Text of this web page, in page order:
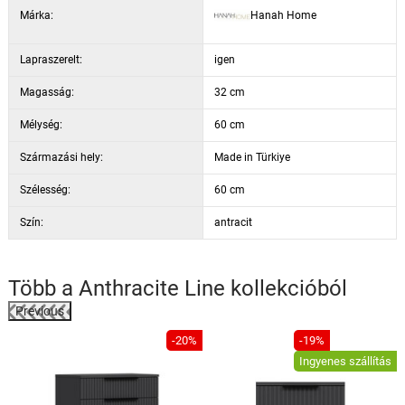
Márka: Hanah Home
Lapraszerelt: igen
Magasság: 32 cm
Mélység: 60 cm
Származási hely: Made in Türkiye
Szélesség: 60 cm
Szín: antracit
Több a Anthracite Line kollekcióból
Previous
-20%
-19%
Ingyenes szállítás